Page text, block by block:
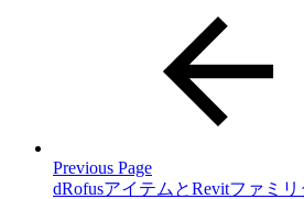
Previous Page
dRofusアイテムとRevitファミ